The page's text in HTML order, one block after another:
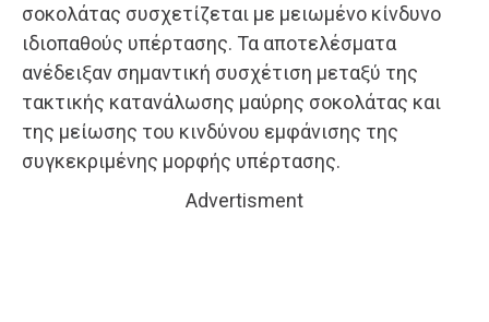
σοκολάτας συσχετίζεται με μειωμένο κίνδυνο
ιδιοπαθούς υπέρτασης. Τα αποτελέσματα
ανέδειξαν σημαντική συσχέτιση μεταξύ της
τακτικής κατανάλωσης μαύρης σοκολάτας και
της μείωσης του κινδύνου εμφάνισης της
συγκεκριμένης μορφής υπέρτασης.
Advertisment